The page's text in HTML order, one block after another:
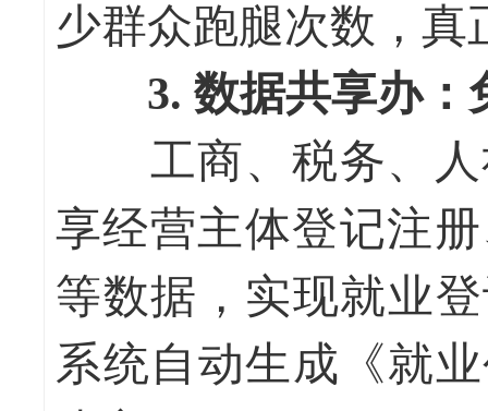
少群众跑腿次数，真
3. 数据共享办：
工商、税务、人
享经营主体登记注
等数据，实现就业
系统自动生成《就